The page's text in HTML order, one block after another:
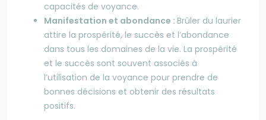
capacités de voyance.
Manifestation et abondance : Brûler du laurier
attire la prospérité, le succès et l’abondance
dans tous les domaines de la vie. La prospérité
et le succès sont souvent associés à
l’utilisation de la voyance pour prendre de
bonnes décisions et obtenir des résultats
positifs.